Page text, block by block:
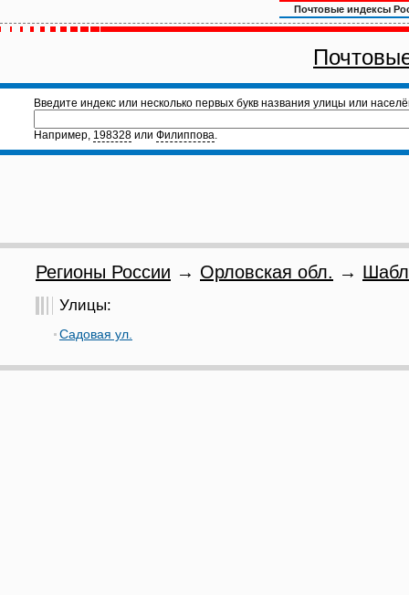
Почтовые индексы
Введите индекс или несколько первых букв названия улицы или
Например, 198328 или Филиппова.
Регионы России → Орловская обл. →
Улицы:
Садовая ул.